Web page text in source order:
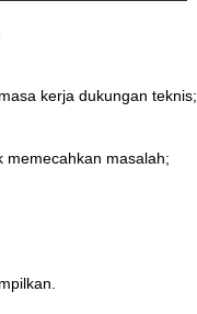
kerja dukungan teknis;
memecahkan masalah;